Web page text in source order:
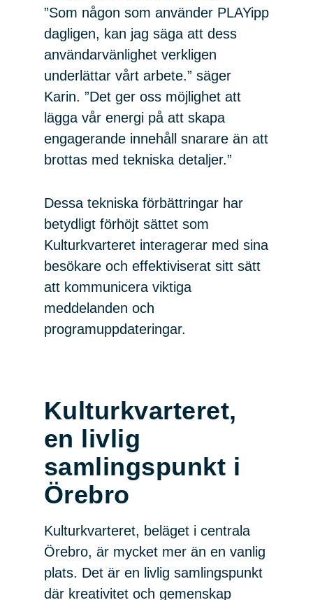
”Som någon som använder PLAYipp
dagligen, kan jag säga att dess
användarvänlighet verkligen
underlättar vårt arbete.” säger
Karin. ”Det ger oss möjlighet att
lägga vår energi på att skapa
engagerande innehåll snarare än att
brottas med tekniska detaljer.”
Dessa tekniska förbättringar har
betydligt förhöjt sättet som
Kulturkvarteret interagerar med sina
besökare och effektiviserat sitt sätt
att kommunicera viktiga
meddelanden och
programuppdateringar.
Kulturkvarteret,
en livlig
samlingspunkt i
Örebro
Kulturkvarteret, beläget i centrala
Örebro, är mycket mer än en vanlig
plats. Det är en livlig samlingspunkt
där kreativitet och gemenskap